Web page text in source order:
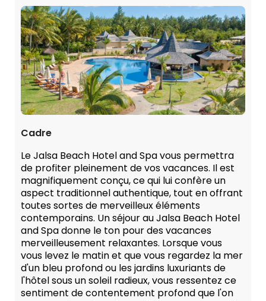
Cadre
Le Jalsa Beach Hotel and Spa vous permettra
de profiter pleinement de vos vacances. Il est
magnifiquement conçu, ce qui lui confère un
aspect traditionnel authentique, tout en offrant
toutes sortes de merveilleux éléments
contemporains. Un séjour au Jalsa Beach Hotel
and Spa donne le ton pour des vacances
merveilleusement relaxantes. Lorsque vous
vous levez le matin et que vous regardez la mer
d'un bleu profond ou les jardins luxuriants de
l'hôtel sous un soleil radieux, vous ressentez ce
sentiment de contentement profond que l'on